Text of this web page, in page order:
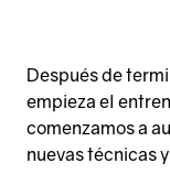
Después de
empieza el
comenzamos a
nuevas técnicas